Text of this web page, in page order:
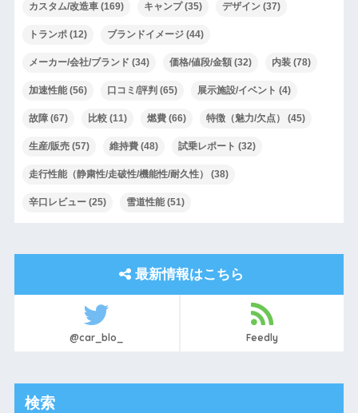
カスタム/改造車(169) キャンプ(35) デザイン(37)
トランポ(12) ブランドイメージ(44)
メーカー/会社/ブランド (34) 価格/値段/金額(32) 内装(78)
加速性能(56) 口コミ/評判 (65) 展示施設/イベント (4)
故障(67) 比較(11) 燃費(66) 特徴（魅力/欠点） (45)
生産/販売(57) 維持費(48) 試乗レポート (32)
走行性能（静粛性/走破性/機能性/耐久性） (38)
辛口レビュー(25) 雪道性能(51)
最新情報はこちら
@car_blo_ Feedly
検索